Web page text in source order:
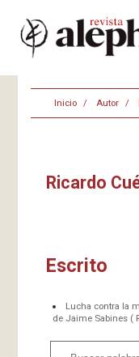
Inicio Autor
Ricardo
Escrito
Lucha contra la
de Jaime Sabines (